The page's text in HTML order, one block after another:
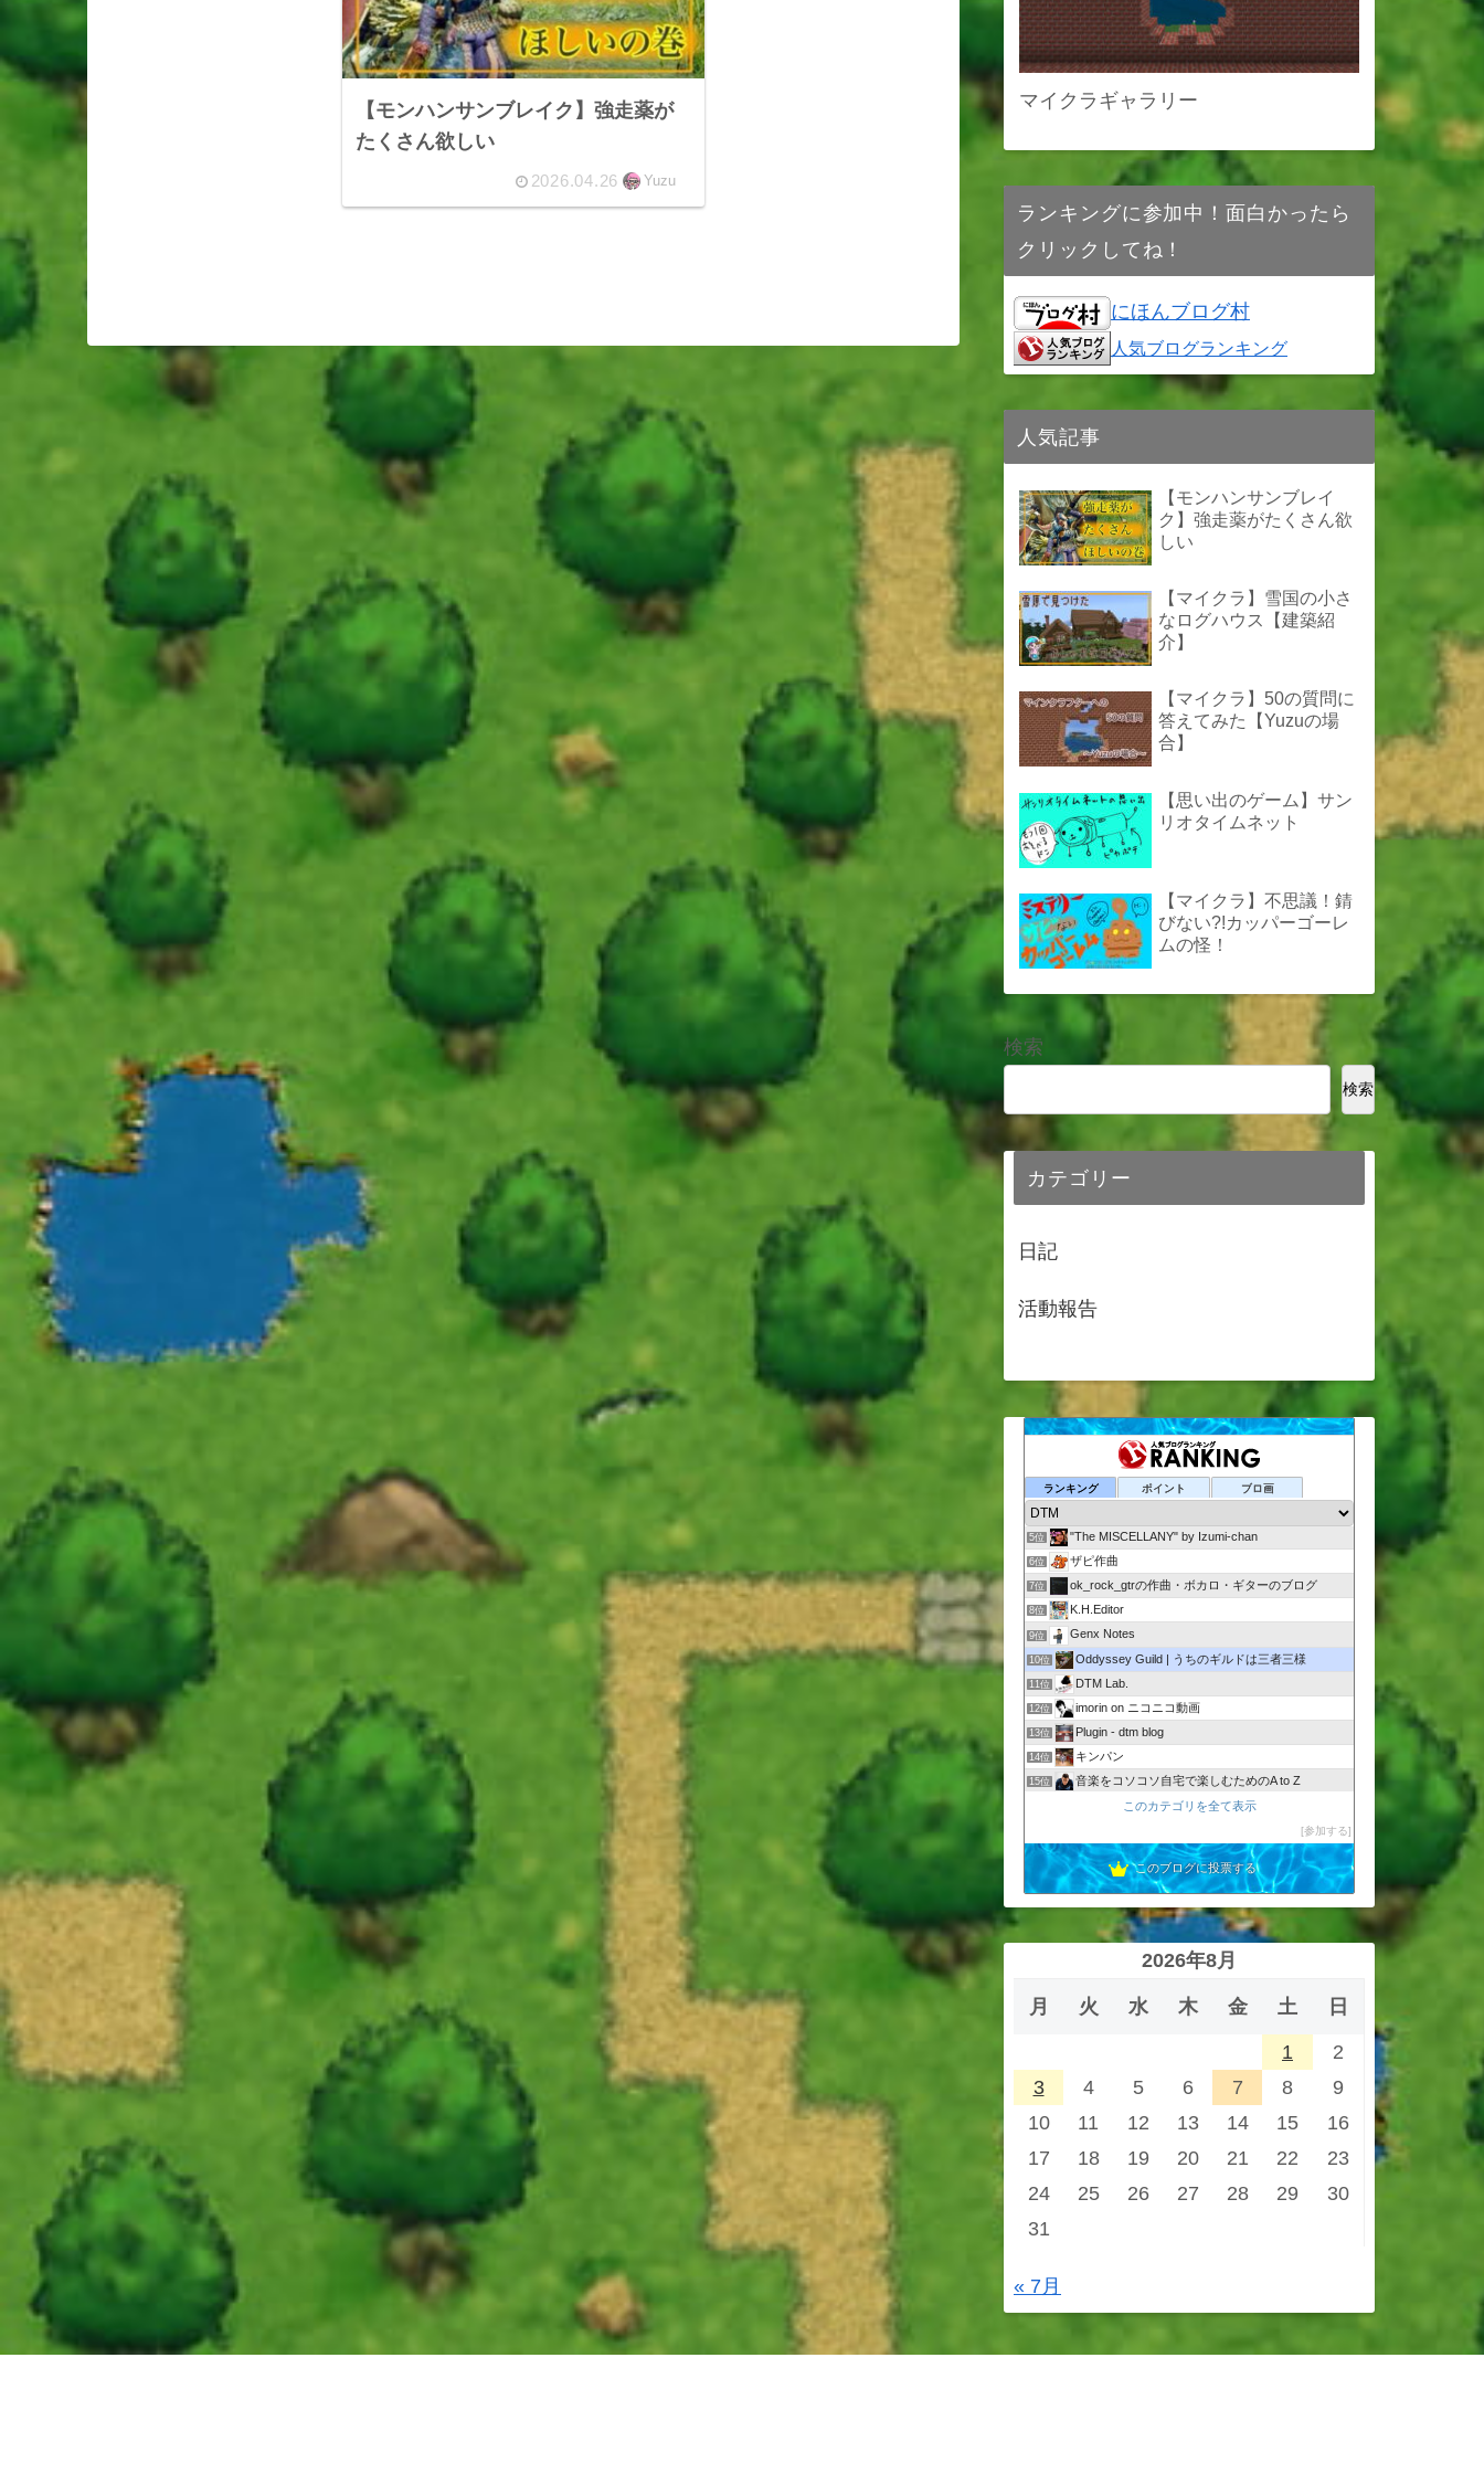
【モンハンサンブレイク】強走薬が
たくさん欲しい
2026.04.26 Yuzu
マイクラギャラリー
ランキングに参加中！面白かったら
クリックしてね！
にほんブログ村
人気ブログランキング
人気記事
【モンハンサンブレイ
ク】強走薬がたくさん欲
しい
【マイクラ】雪国の小さ
なログハウス【建築紹
介】
【マイクラ】50の質問に
答えてみた【Yuzuの場
合】
【思い出のゲーム】サン
リオタイムネット
【マイクラ】不思議！錆
びない?!カッパーゴーレ
ムの怪！
検索
検索
カテゴリー
日記
活動報告
ランキング ポイント ブロ画
ギターがまともに弾けなくても打ち込みくらいならなんとか
4位
5位 "The MISCELLANY" by Izumi-chan
6位 ザピ作曲
7位 ok_rock_gtrの作曲・ボカロ・ギターのブログ
8位 K.H.Editor
9位 Genx Notes
10位 Oddyssey Guild | うちのギルドは三者三様
11位 DTM Lab.
12位 imorin on ニコニコ動画
13位 Plugin - dtm blog
14位 キンパン
15位 音楽をコソコソ自宅で楽しむためのA to Z
Tasteful Lifeこのカテゴリを全て表示
参加する
このブログに投票する
2026年8月
月 火 水 木 金 土 日
1
2
3
4 5 6 7 8
9
10
11 12 13 14 15
16
17
18 19 20 21 22
23
24
25 26 27 28 29
30
31
« 7月